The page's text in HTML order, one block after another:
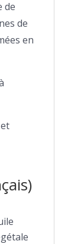
de
de
en